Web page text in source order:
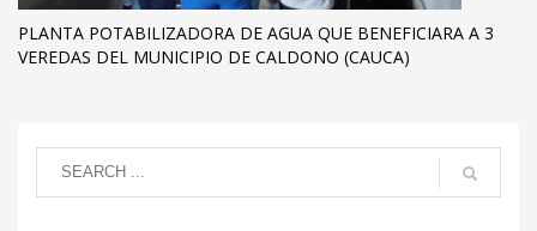
PLANTA POTABILIZADORA DE AGUA QUE BENEFICIARA A 3
VEREDAS DEL MUNICIPIO DE CALDONO (CAUCA)